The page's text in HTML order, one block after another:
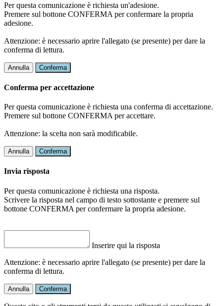
Per questa comunicazione è richiesta un'adesione.
Premere sul bottone CONFERMA per confermare la propria
adesione.
Attenzione: è necessario aprire l'allegato (se presente) per dare la
conferma di lettura.
Annulla Conferma
Conferma per accettazione
Per questa comunicazione è richiesta una conferma di accettazione.
Premere sul bottone CONFERMA per accettare.
Attenzione: la scelta non sarà modificabile.
Annulla Conferma
Invia risposta
Per questa comunicazione è richiesta una risposta.
Scrivere la risposta nel campo di testo sottostante e premere sul
bottone CONFERMA per confermare la propria adesione.
Inserire qui la risposta
Attenzione: è necessario aprire l'allegato (se presente) per dare la
conferma di lettura.
Annulla Conferma